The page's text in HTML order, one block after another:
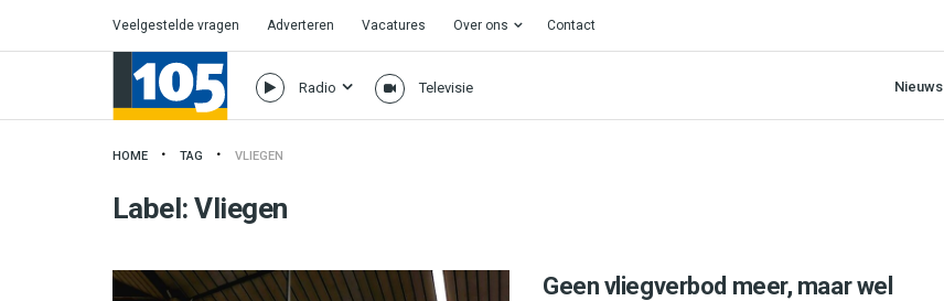
Veelgestelde vragen Adverteren Vacatures Over ons Contact
Radio Televisie Nieuws
HOME TAG VLIEGEN
Label:Vliegen
Geen vliegverbod meer, maar wel